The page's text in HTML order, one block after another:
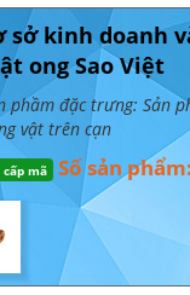
sở kinh doanh
ong Sao Việt
phầm đặc trưng: Sản
vật trên cạn
cấp mã Số sản